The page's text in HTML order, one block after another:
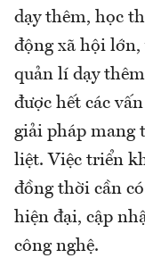
dạy thêm, học
động xã hội
quản lí dạy
được hết các
giải pháp mang
liệt. Việc triển
đồng thời cần
hiện đại, cập
công nghệ.